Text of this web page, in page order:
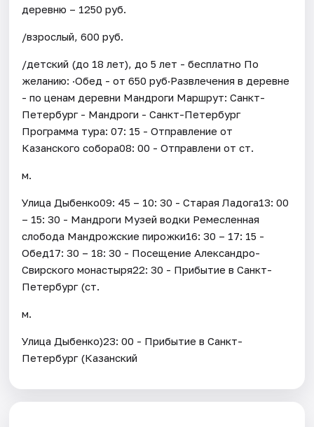
деревню – 1250 руб.
/взрослый, 600 руб.
/детский (до 18 лет), до 5 лет - бесплатно По
желанию: ·Обед - от 650 руб·Развлечения в деревне
- по ценам деревни Мандроги Маршрут: Санкт-
Петербург - Мандроги - Санкт-Петербург
Программа тура: 07: 15 - Отправление от
Казанского собора08: 00 - Отправлени от ст.
м.
Улица Дыбенко09: 45 – 10: 30 - Старая Ладога13: 00
– 15: 30 - Мандроги Музей водки Ремесленная
слобода Мандрожские пирожки16: 30 – 17: 15 -
Обед17: 30 – 18: 30 - Посещение Александро-
Свирского монастыря22: 30 - Прибытие в Санкт-
Петербург (ст.
м.
Улица Дыбенко)23: 00 - Прибытие в Санкт-
Петербург (Казанский